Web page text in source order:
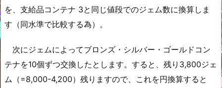
を、支給品コンテナ 3と同じ値段でのジェム数に換算しま
す（同水準で比較する為）。
次にジェムによってブロンズ・シルバー・ゴールドコン
テナを10個ずつ交換したとします。すると、残り3,800ジェ
ム（=8,000-4,200）残りますので、これを円換算すると